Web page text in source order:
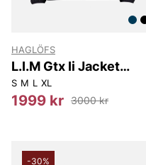
HAGLÖFS
L.I.M Gtx Ii Jacket
Women
S M L XL
1999 kr 3000 kr
-30%